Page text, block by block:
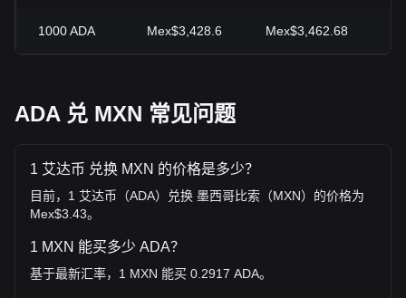
1000ADA Mex$3,428.6 Mex$3,462.68
ADA 兑 MXN 常见问题
1 艾达币 兑换 MXN 的价格是多少？
目前，1 艾达币（ADA）兑换 墨西哥比索（MXN）的价格为
Mex$3.43。
1 MXN 能买多少 ADA？
基于最新汇率，1 MXN 能买 0.2917 ADA。